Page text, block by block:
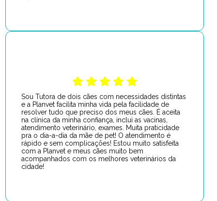
Sou Tutora de dois cães com necessidades distintas
e a Planvet facilita minha vida pela facilidade de
resolver tudo que preciso dos meus cães. É aceita
na clínica da minha confiança, inclui as vacinas,
atendimento veterinário, exames. Muita praticidade
pra o dia-a-dia da mãe de pet! O atendimento é
rápido e sem complicações! Estou muito satisfeita
com a Planvet e meus cães muito bem
acompanhados com os melhores veterinários da
cidade!